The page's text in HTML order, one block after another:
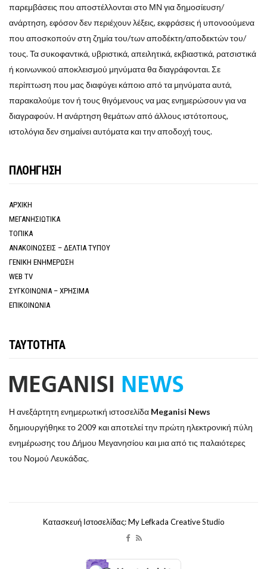
παρεμβάσεις που αποστέλλονται στο ΜΝ για δημοσίευση/
ανάρτηση, εφόσον δεν περιέχουν λέξεις, εκφράσεις ή υπονοούμενα
που αποσκοπούν στη ζημία του/των αποδέκτη/αποδεκτών του/
τους. Τα συκοφαντικά, υβριστικά, απειλητικά, εκβιαστικά, ρατσιστικά
ή κοινωνικού αποκλεισμού μηνύματα θα διαγράφονται. Σε
περίπτωση που μας διαφύγει κάποιο από τα μηνύματα αυτά,
παρακαλούμε τον ή τους θιγόμενους να μας ενημερώσουν για να
διαγραφούν. Η ανάρτηση θεμάτων από άλλους ιστότοπους,
ιστολόγια δεν σημαίνει αυτόματα και την αποδοχή τους.
ΠΛΟΗΓΗΣΗ
ΑΡΧΙΚΗ
ΜΕΓΑΝΗΣΙΩΤΙΚΑ
ΤΟΠΙΚΑ
ΑΝΑΚΟΙΝΩΣΕΙΣ – ΔΕΛΤΙΑ ΤΥΠΟΥ
ΓΕΝΙΚΗ ΕΝΗΜΕΡΩΣΗ
WEB TV
ΣΥΓΚΟΙΝΩΝΙΑ – ΧΡΗΣΙΜΑ
ΕΠΙΚΟΙΝΩΝΙΑ
ΤΑΥΤΟΤΗΤΑ
Η ανεξάρτητη ενημερωτική ιστοσελίδα Meganisi News
δημιουργήθηκε το 2009 και αποτελεί την πρώτη ηλεκτρονική πύλη
ενημέρωσης του Δήμου Μεγανησίου και μια από τις παλαιότερες
του Νομού Λευκάδας.
Κατασκευή Ιστοσελίδας: My Lefkada Creative Studio